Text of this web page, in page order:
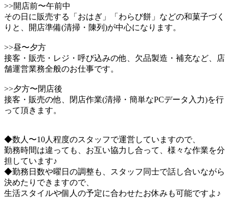
>>開店前〜午前中
その日に販売する「おはぎ」「わらび餅」などの和菓子づく
りと、開店準備(清掃・陳列)が中心になります。
>>昼〜夕方
接客・販売・レジ・呼び込みの他、欠品製造・補充など、店
舗運営業務全般のお仕事です。
>>夕方〜閉店後
接客・販売の他、閉店作業(清掃・簡単なPCデータ入力)を行
って頂きます。
◆数人〜10人程度のスタッフで運営していますので、
勤務時間は違っても、お互い協力し合って、様々な作業を分
担しています♪
◆勤務日数や曜日の調整も、スタッフ同士で話し合いながら
決めたりできますので、
生活スタイルや個人の予定に合わせたお休みも可能ですよ♪